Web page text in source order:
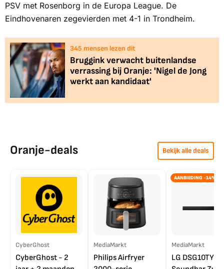
PSV met Rosenborg in de Europa League. De
Eindhovenaren zegevierden met 4-1 in Trondheim.
346 mensen lezen dit
Bruggink verwacht buitenlandse
verrassing bij Oranje: 'Nigel de Jong
werkt aan kandidaat'
Oranje-deals Bekijk alle deals
CyberGhost
CyberGhost - 2
MediaMarkt
Philips Airfryer
AANBIEDING -14%
MediaMarkt
LG DSG10TY